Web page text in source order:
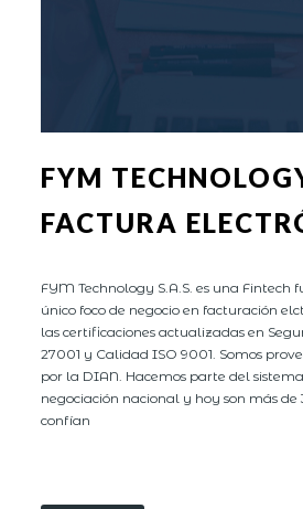
FYM
FACTURA
FYM Technology S.A.S. es una Fintech
único foco de negocio en facturación
las certificaciones actualizadas en
27001 y Calidad ISO 9001. Somos
por la DIAN. Hacemos parte del
negociación nacional y hoy son más de
confían